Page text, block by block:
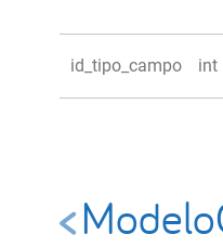
id_tipo_campo int